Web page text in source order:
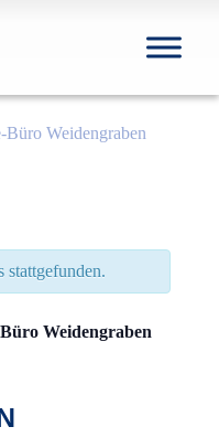
Büro Weidengraben
stattgefunden.
Weidengraben